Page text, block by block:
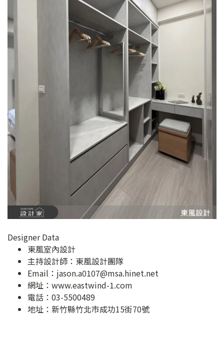
Designer Data
東風室內設計
主持設計師：東風設計團隊
Email： jason.a0107@msa.hinet.net
網址： www.eastwind-1.com
電話：03-5500489
地址： 新竹縣竹北市成功15街70號